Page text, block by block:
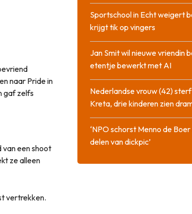
naar Pride in
gaf zelfs
van een shoot
ze alleen
vertrekken.
Sportschool in Echt weigert
krijgt tik op vingers
Jan Smit wil nieuwe vriendin
etentje bewerkt met AI
Nederlandse vrouw (42)
Kreta, drie kinderen zien
‘NPO schorst Menno de
delen van dickpic’